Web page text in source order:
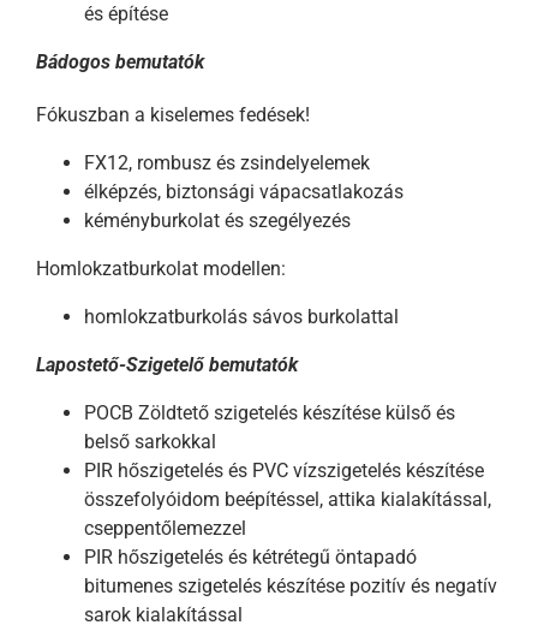
és építése
Bádogos bemutatók
Fókuszban a kiselemes fedések!
FX12, rombusz és zsindelyelemek
élképzés, biztonsági vápacsatlakozás
kéményburkolat és szegélyezés
Homlokzatburkolat modellen:
homlokzatburkolás sávos burkolattal
Lapostető-Szigetelő bemutatók
POCB Zöldtető szigetelés készítése külső és
belső sarkokkal
PIR hőszigetelés és PVC vízszigetelés készítése
összefolyóidom beépítéssel, attika kialakítással,
cseppentőlemezzel
PIR hőszigetelés és kétrétegű öntapadó
bitumenes szigetelés készítése pozitív és negatív
sarok kialakítással